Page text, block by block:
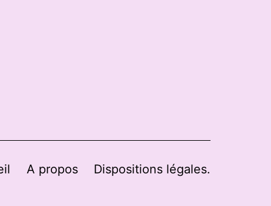
A propos Dispositions légales.